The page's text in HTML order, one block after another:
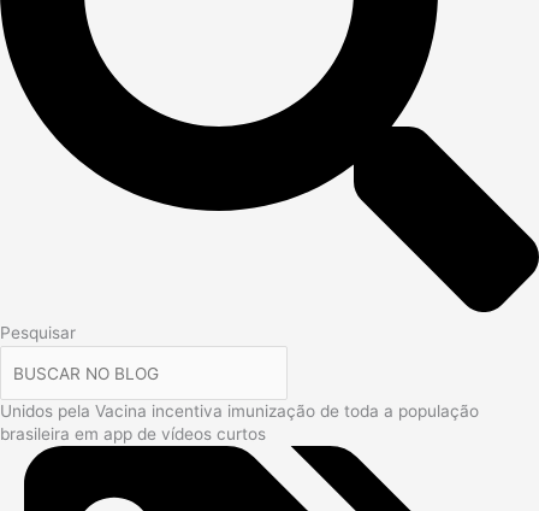
Pesquisar
Unidos pela Vacina incentiva imunização de toda a população
brasileira em app de vídeos curtos